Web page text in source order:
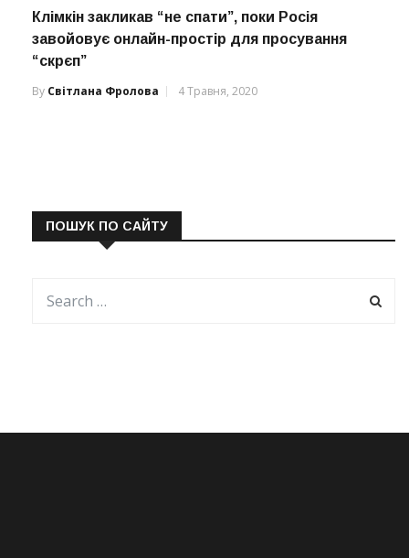
Клімкін закликав “не спати”, поки Росія
завойовує онлайн-простір для просування
“скрєп”
By Світлана Фролова 4 Травня, 2020
ПОШУК ПО САЙТУ